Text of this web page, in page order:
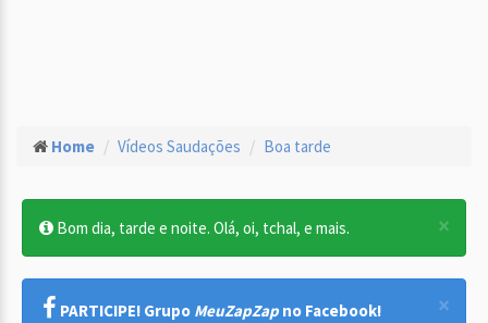
Home Vídeos Saudações Boa tarde
×
Bom dia, tarde e noite. Olá, oi, tchal, e mais.
×
PARTICIPE! Grupo MeuZapZap no Facebook!